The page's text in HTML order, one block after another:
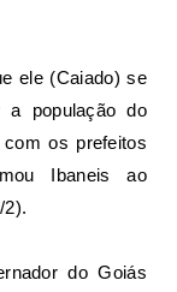
ele (Caiado) se
a população do
os prefeitos
Ibaneis ao
2).
do Goiás